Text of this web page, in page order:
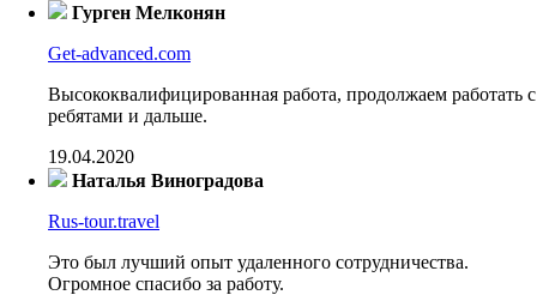
Гурген Мелконян
Get-advanced.com
Высококвалифицированная работа, продолжаем работать с
ребятами и дальше.
19.04.2020
Наталья Виноградова
Rus-tour.travel
Это был лучший опыт удаленного сотрудничества.
Огромное спасибо за работу.